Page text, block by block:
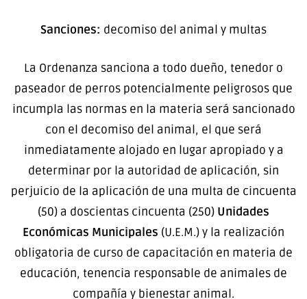
Sanciones: decomiso del animal y multas
La Ordenanza sanciona a todo dueño, tenedor o
paseador de perros potencialmente peligrosos que
incumpla las normas en la materia será sancionado
con el decomiso del animal, el que será
inmediatamente alojado en lugar apropiado y a
determinar por la autoridad de aplicación, sin
perjuicio de la aplicación de una multa de cincuenta
(50) a doscientas cincuenta (250) Unidades
Económicas Municipales (U.E.M.) y la realización
obligatoria de curso de capacitación en materia de
educación, tenencia responsable de animales de
compañía y bienestar animal.